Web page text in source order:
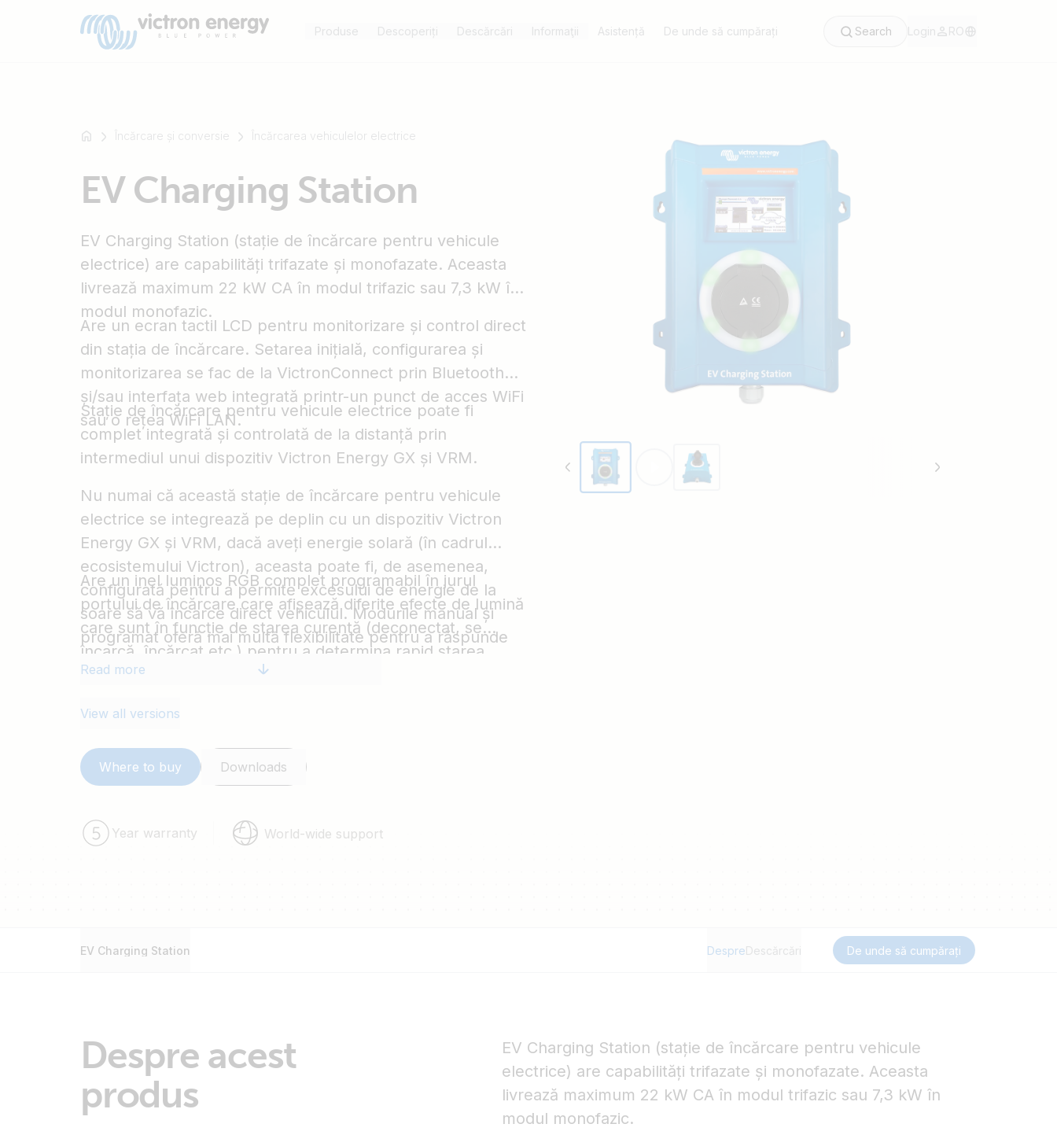
Produse Descoperiți Descărcări Informaţii Asistență De unde să cumpărați Search Login RO
Încărcare și conversie Încărcarea vehiculelor electrice
EV Charging Station
EV Charging Station (stație de încărcare pentru vehicule
electrice) are capabilități trifazate și monofazate. Aceasta
livrează maximum 22 kW CA în modul trifazic sau 7,3 kW în
modul monofazic.
Are un ecran tactil LCD pentru monitorizare și control direct
din stația de încărcare. Setarea inițială, configurarea și
monitorizarea se fac de la VictronConnect prin Bluetooth
și/sau interfața web integrată printr-un punct de acces WiFi
sau o rețea WiFi LAN.
Stație de încărcare pentru vehicule electrice poate fi
complet integrată și controlată de la distanță prin
intermediul unui dispozitiv Victron Energy GX și VRM.
Nu numai că această stație de încărcare pentru vehicule
electrice se integrează pe deplin cu un dispozitiv Victron
Energy GX și VRM, dacă aveți energie solară (în cadrul
ecosistemului Victron), aceasta poate fi, de asemenea,
configurată pentru a permite excesului de energie de la
soare să vă încarce direct vehiculul. Modurile manual și
programat oferă mai multă flexibilitate pentru a răspunde
nevoilor vehiculelor electrice în funcție de sistem.
Are un inel luminos RGB complet programabil în jurul
portului de încărcare care afișează diferite efecte de lumină
care sunt în funcție de starea curentă (deconectat, se
încarcă, încărcat etc.) pentru a determina rapid starea
dispozitivului.
Read more
View all versions
Where to buy Downloads
Year warranty World-wide support
EV Charging Station DespreDescărcări De unde să cumpărați
Despre acest
produs
EV Charging Station (stație de încărcare pentru vehicule
electrice) are capabilități trifazate și monofazate. Aceasta
livrează maximum 22 kW CA în modul trifazic sau 7,3 kW în
modul monofazic.